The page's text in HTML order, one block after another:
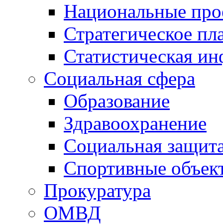
Национальные
Стратегическое
Статистическая
Социальная сфера
Образование
Здравоохранение
Социальная
Спортивные
Прокуратура
ОМВД